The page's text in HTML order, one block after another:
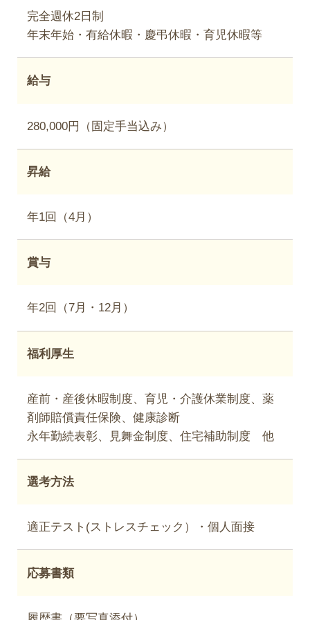
完全週休2日制
年末年始・有給休暇・慶弔休暇・育児休暇等
給与
280,000円（固定手当込み）
昇給
年1回（4月）
賞与
年2回（7月・12月）
福利厚生
産前・産後休暇制度、育児・介護休業制度、薬
剤師賠償責任保険、健康診断
永年勤続表彰、見舞金制度、住宅補助制度 他
選考方法
適正テスト(ストレスチェック）・個人面接
応募書類